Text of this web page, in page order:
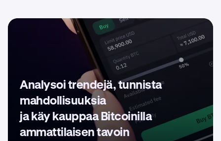
Analysoi trendejä, tunnista
mahdollisuuksia
ja käy kauppaa Bitcoinilla
ammattilaisen tavoin